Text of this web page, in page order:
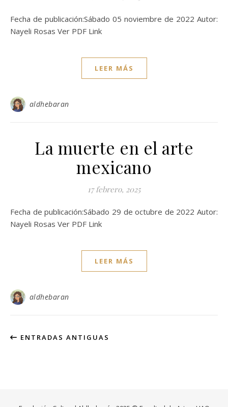
Fecha de publicación:Sábado 05 noviembre de 2022 Autor:
Nayeli Rosas Ver PDF Link
LEER MÁS
aldhebaran
La muerte en el arte
mexicano
17 febrero, 2025
Fecha de publicación:Sábado 29 de octubre de 2022 Autor:
Nayeli Rosas Ver PDF Link
LEER MÁS
aldhebaran
ENTRADAS ANTIGUAS